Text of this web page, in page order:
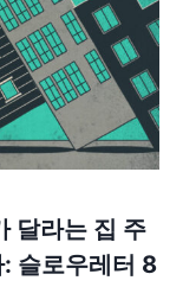
달라는 집 주
슬로우레터 8